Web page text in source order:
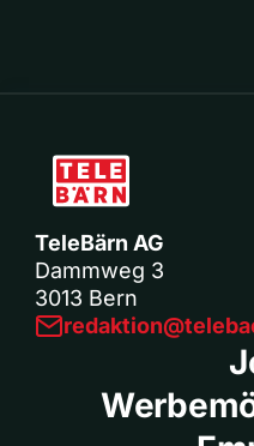
TeleBärn AG
Dammweg 3
3013 Bern